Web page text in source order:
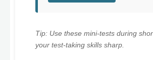
Tip: Use these mini-tests during
your test-taking skills sharp.